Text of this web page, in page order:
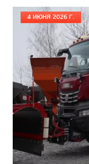
Колесная
4 ИЮНЯ 2026 Г.